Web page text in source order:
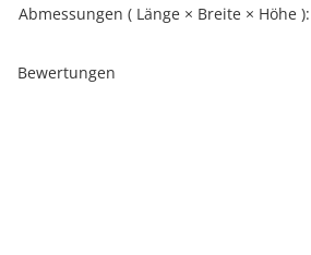
Abmessungen ( Länge × Breite × Höhe ):
Bewertungen